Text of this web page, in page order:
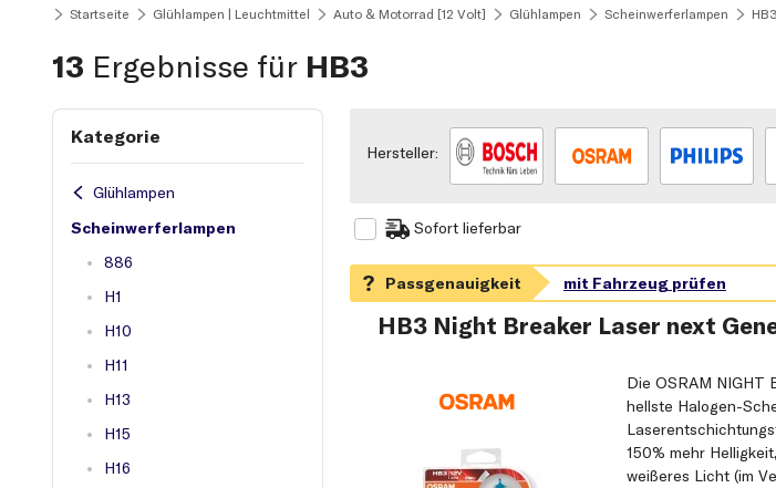
Startseite Glühlampen | Leuchtmittel Auto & Motorrad [12 Volt] Glühlampen Scheinwerferlampen HB3
13 Ergebnisse für HB3
Kategorie
Glühlampen
Scheinwerferlampen
886
H1
H10
H11
H13
H15
H16
Hersteller:
Sofort lieferbar
HB3 Night Breaker Laser next
Die OSRAM NIGHT
hellste Halogen-
150% mehr
weißeres Licht (im